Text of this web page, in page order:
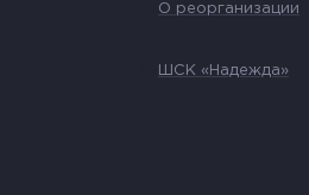
О реорганизации
ШСК «Надежда»